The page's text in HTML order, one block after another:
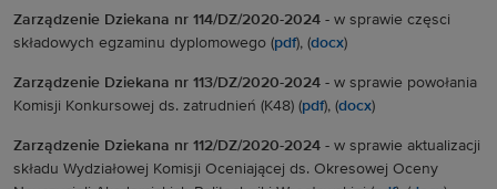
Zarządzenie Dziekana nr 114/DZ/2020-2024 - w sprawie częsci
składowych egzaminu dyplomowego (pdf), (docx)
Zarządzenie Dziekana nr 113/DZ/2020-2024 - w sprawie powołania
Komisji Konkursowej ds. zatrudnień (K48) (pdf), (docx)
Zarządzenie Dziekana nr 112/DZ/2020-2024 - w sprawie aktualizacji
składu Wydziałowej Komisji Oceniającej ds. Okresowej Oceny